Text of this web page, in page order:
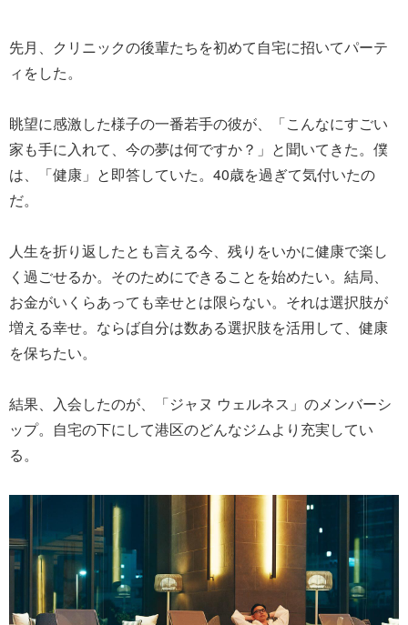
先月、クリニックの後輩たちを初めて自宅に招いてパーテ
ィをした。
眺望に感激した様子の一番若手の彼が、「こんなにすごい
家も手に入れて、今の夢は何ですか？」と聞いてきた。僕
は、「健康」と即答していた。40歳を過ぎて気付いたの
だ。
人生を折り返したとも言える今、残りをいかに健康で楽し
く過ごせるか。そのためにできることを始めたい。結局、
お金がいくらあっても幸せとは限らない。それは選択肢が
増える幸せ。ならば自分は数ある選択肢を活用して、健康
を保ちたい。
結果、入会したのが、「ジャヌ ウェルネス」のメンバーシ
ップ。自宅の下にして港区のどんなジムより充実してい
る。